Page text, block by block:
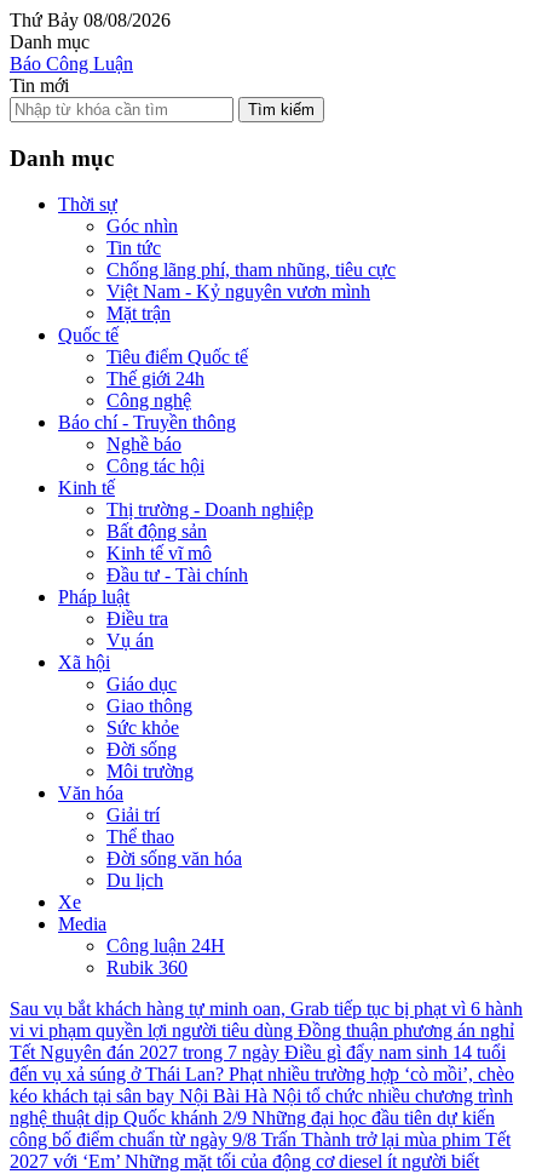
Thứ Bảy 08/08/2026
Danh mục
Báo Công Luận
Tin mới
Tìm kiếm
Danh mục
Thời sự
Góc nhìn
Tin tức
Chống lãng phí, tham nhũng, tiêu cực
Việt Nam - Kỷ nguyên vươn mình
Mặt trận
Quốc tế
Tiêu điểm Quốc tế
Thế giới 24h
Công nghệ
Báo chí - Truyền thông
Nghề báo
Công tác hội
Kinh tế
Thị trường - Doanh nghiệp
Bất động sản
Kinh tế vĩ mô
Đầu tư - Tài chính
Pháp luật
Điều tra
Vụ án
Xã hội
Giáo dục
Giao thông
Sức khỏe
Đời sống
Môi trường
Văn hóa
Giải trí
Thể thao
Đời sống văn hóa
Du lịch
Xe
Media
Công luận 24H
Rubik 360
Sau vụ bắt khách hàng tự minh oan, Grab tiếp tục bị phạt vì 6 hành
vi vi phạm quyền lợi người tiêu dùng Đồng thuận phương án nghỉ
Tết Nguyên đán 2027 trong 7 ngày Điều gì đẩy nam sinh 14 tuổi
đến vụ xả súng ở Thái Lan? Phạt nhiều trường hợp ‘cò mồi’, chèo
kéo khách tại sân bay Nội Bài Hà Nội tổ chức nhiều chương trình
nghệ thuật dịp Quốc khánh 2/9 Những đại học đầu tiên dự kiến
công bố điểm chuẩn từ ngày 9/8 Trấn Thành trở lại mùa phim Tết
2027 với ‘Em’ Những mặt tối của động cơ diesel ít người biết